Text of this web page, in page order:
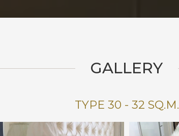
GALLERY
TYPE 30 - 32 SQ.M.